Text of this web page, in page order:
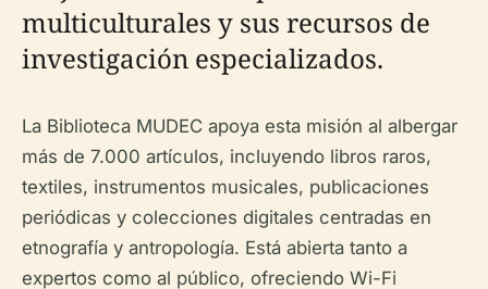
multiculturales y sus recursos de
investigación especializados.
La Biblioteca MUDEC apoya esta misión al albergar
más de 7.000 artículos, incluyendo libros raros,
textiles, instrumentos musicales, publicaciones
periódicas y colecciones digitales centradas en
etnografía y antropología. Está abierta tanto a
expertos como al público, ofreciendo Wi-Fi